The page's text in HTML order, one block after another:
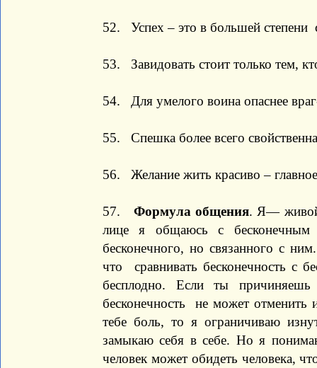
52. Успех – это в большей степени
53. Завидовать стоит только тем,
54. Для умелого воина опаснее
55. Спешка более всего
56. Желание жить красиво –
57. Формула общения. Я—
лице я общаюсь с
бесконечного, но связанного с
что сравнивать бесконечность с
бесплодно. Если ты
бесконечность не может
тебе боль, то я ограничиваю
замыкаю себя в себе. Но я
человек может обидеть человека,